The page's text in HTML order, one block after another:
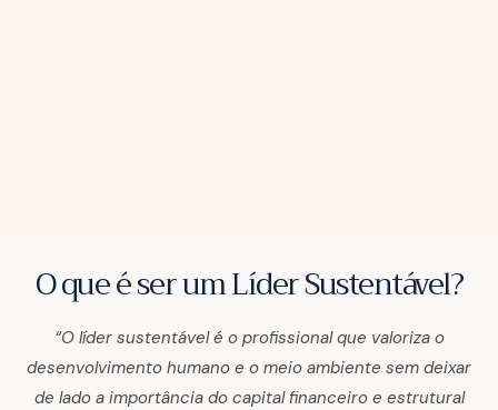
O que é ser um Líder Sustentável?
“O líder sustentável é o profissional que valoriza o
desenvolvimento humano e o meio ambiente sem deixar
de lado a importância do capital financeiro e estrutural